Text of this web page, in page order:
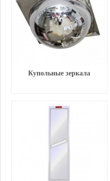
Купольные зеркала